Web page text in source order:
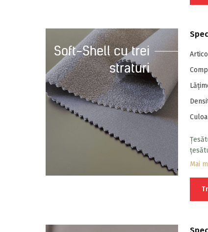
Soft-Shell cu trei
straturi
Mai